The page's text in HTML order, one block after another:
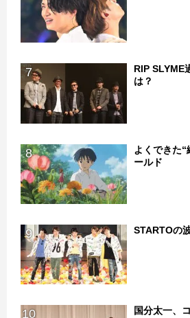
7
RIP SLYME
は？
8
よくできた
ールド
9 STARTOの
10
国分太一、